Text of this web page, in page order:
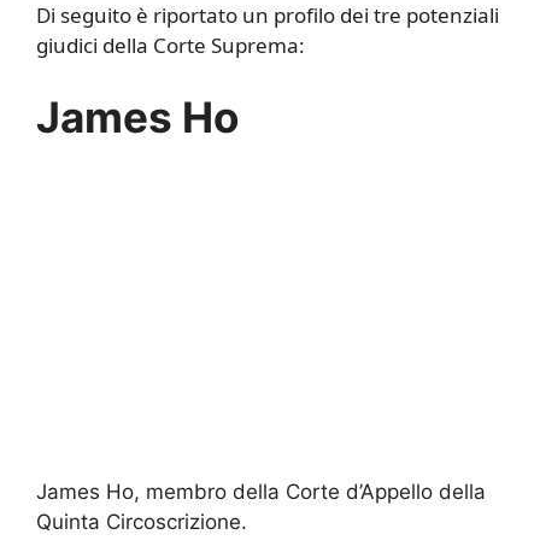
Di seguito è riportato un profilo dei tre potenziali
giudici della Corte Suprema:
James Ho
James Ho, membro della Corte d’Appello della
Quinta Circoscrizione.